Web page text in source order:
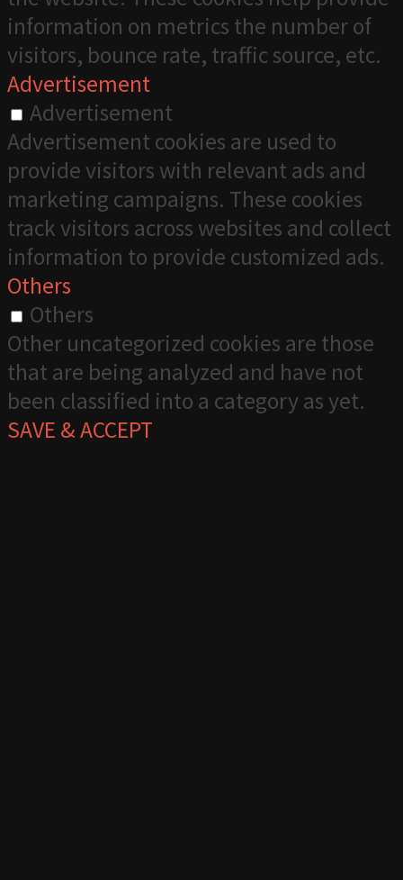
information on metrics the number of
visitors, bounce rate, traffic source, etc.
Advertisement
Advertisement
Advertisement cookies are used to
provide visitors with relevant ads and
marketing campaigns. These cookies
track visitors across websites and collect
information to provide customized ads.
Others
Others
Other uncategorized cookies are those
that are being analyzed and have not
been classified into a category as yet.
SAVE & ACCEPT